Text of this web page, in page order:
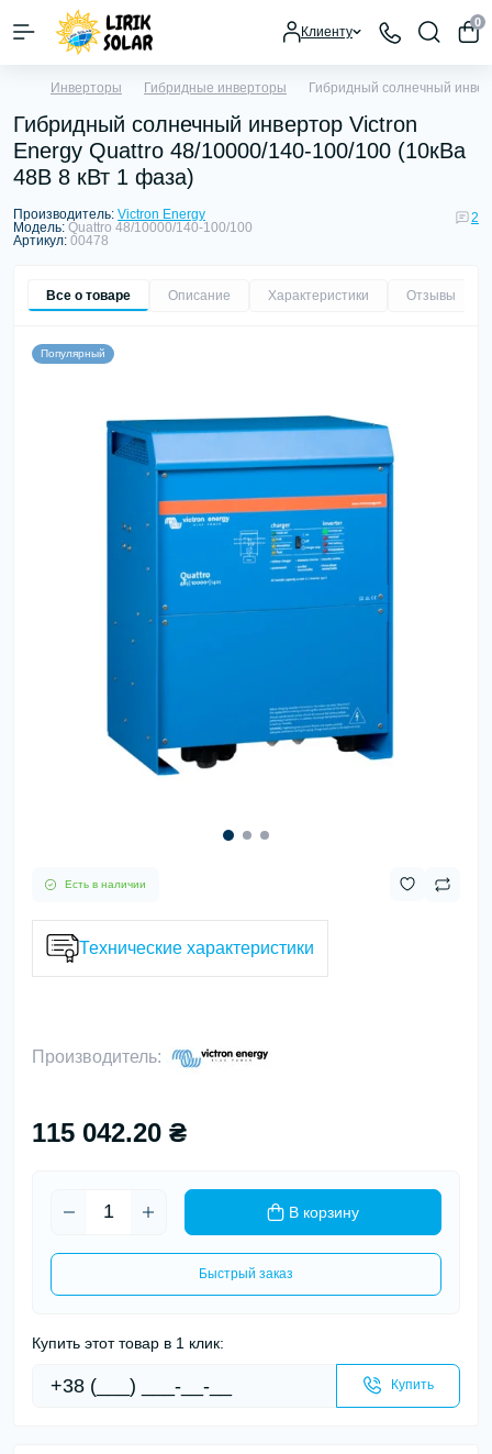
Клиенту
0
Инверторы Гибридные инверторы Гибридный солнечный
Гибридный солнечный инвертор Victron
Energy Quattro 48/10000/140-100/100 (10кВа
48В 8 кВт 1 фаза)
Производитель: Victron Energy
Модель: Quattro 48/10000/140-100/100
Артикул: 00478
2
Все о товаре Описание Характеристики Отзывы
Популярный
Есть в наличии
Технические характеристики
Производитель:
115 042.20 ₴
В корзину
Быстрый заказ
Купить этот товар в 1 клик:
Купить